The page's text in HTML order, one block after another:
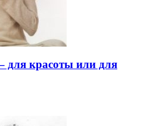
для красоты или для